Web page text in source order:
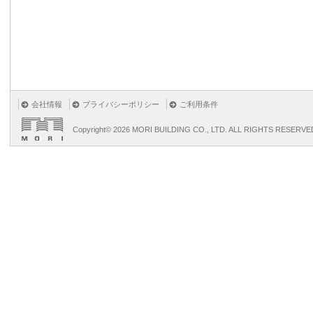
会社情報 プライバシーポリシー ご利用条件
Copyright© 2026 MORI BUILDING CO., LTD. ALL RIGHTS